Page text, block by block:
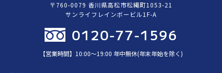
〒760-0079 香川県高松市松縄町1053-21
サンライフレインボービル1F-A
0120-77-1596
【営業時間】10:00〜19:00 年中無休(年末年始を除く)